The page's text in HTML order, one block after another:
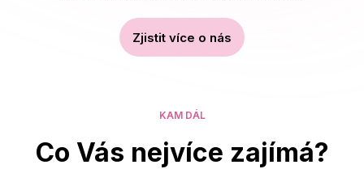
Zjistit více o nás
KAM DÁL
Co Vás nejvíce zajímá?